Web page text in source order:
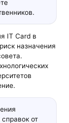
IT Card в
назначения
от